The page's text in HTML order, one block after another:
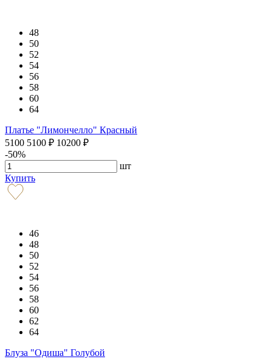
48
50
52
54
56
58
60
64
Платье "Лимончелло" Красный
5100 5100 ₽ 10200 ₽
-50%
шт
Купить
46
48
50
52
54
56
58
60
62
64
Блуза "Одиша" Голубой